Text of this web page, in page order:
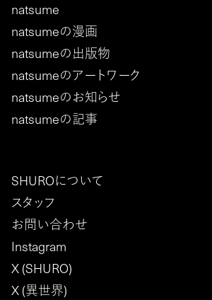
natsume
natsumeの漫画
natsumeの出版物
natsumeのアートワーク
natsumeのお知らせ
natsumeの記事
SHUROについて
スタッフ
お問い合わせ
Instagram
X (SHURO)
X (異世界)